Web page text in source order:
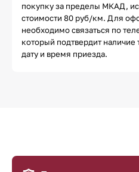
покупку за пределы МКАД,
стоимости 80 руб/км. Для
необходимо связаться по
который подтвердит наличие
дату и время приезда.